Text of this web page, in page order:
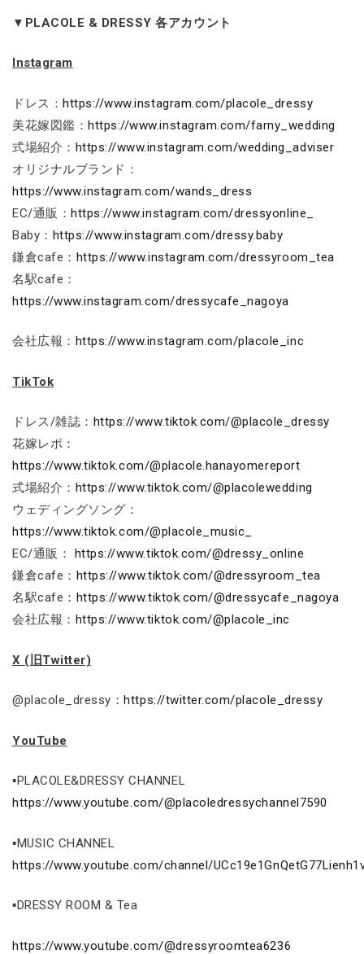
▼PLACOLE & DRESSY 各アカウント
Instagram
ドレス：https://www.instagram.com/placole_dressy
美花嫁図鑑：https://www.instagram.com/farny_wedding
式場紹介： https://www.instagram.com/wedding_adviser
オリジナルブランド：
https://www.instagram.com/wands_dress
EC/通販：https://www.instagram.com/dressyonline_
Baby： https://www.instagram.com/dressy.baby
鎌倉cafe： https://www.instagram.com/dressyroom_tea
名駅cafe：
https://www.instagram.com/dressycafe_nagoya
会社広報： https://www.instagram.com/placole_inc
TikTok
ドレス/雑誌： https://www.tiktok.com/@placole_dressy
花嫁レポ：
https://www.tiktok.com/@placole.hanayomereport
式場紹介： https://www.tiktok.com/@placolewedding
ウェディングソング：
https://www.tiktok.com/@placole_music_
EC/通販： https://www.tiktok.com/@dressy_online
鎌倉cafe： https://www.tiktok.com/@dressyroom_tea
名駅cafe： https://www.tiktok.com/@dressycafe_nagoya
会社広報： https://www.tiktok.com/@placole_inc
X (旧Twitter)
@placole_dressy：https://twitter.com/placole_dressy
YouTube
▪PLACOLE&DRESSY CHANNEL
https://www.youtube.com/@placoledressychannel7590
▪MUSIC CHANNEL
https://www.youtube.com/channel/
▪DRESSY ROOM & Tea
https://www.youtube.com/@dressyroomtea6236